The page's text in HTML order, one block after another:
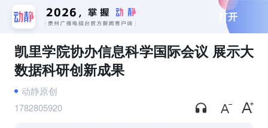
打开
凯里学院协办信息科学国际会议 展示大
数据科研创新成果
动静原创
1782805920